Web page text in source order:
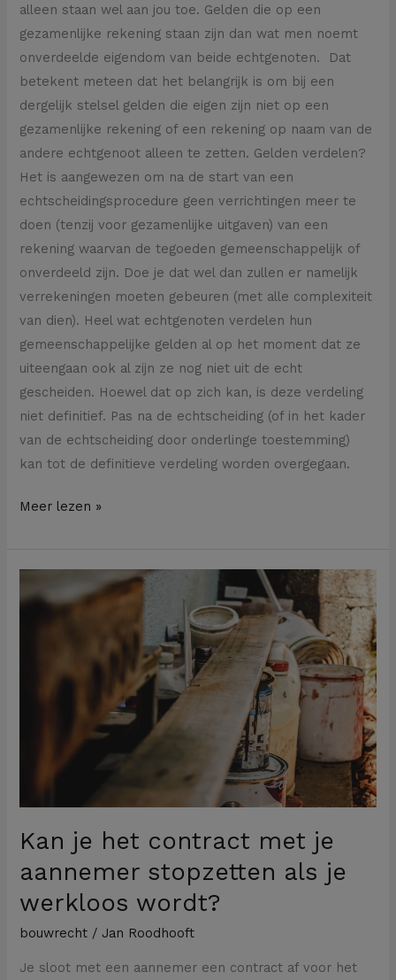
alleen staan wel aan jou toe. Gelden die op een
gezamenlijke rekening staan zijn dan wat men noemt
onverdeelde eigendom van beide echtgenoten. Dat
betekent meteen dat het belangrijk is om bij een
dergelijk stelsel gelden die eigen zijn niet op een
gezamenlijke rekening of een rekening op naam van de
andere echtgenoot alleen te zetten. Gelden verdelen?
Het is aangewezen om na de start van een
echtscheidingsprocedure geen verrichtingen meer te
doen (tenzij voor gezamenlijke uitgaven) van een
rekening waarvan de tegoeden gemeenschappelijk of
onverdeeld zijn. Doe je dat wel dan zullen er namelijk
verrekeningen moeten gebeuren (met alle complexiteit
van dien). Heel wat echtgenoten verdelen hun
gemeenschappelijke gelden al op het moment dat ze
uiteengaan ook al zijn ze nog niet uit de echt
gescheiden. Hoewel dat op zich kan, is deze verdeling
niet definitief. Pas na de echtscheiding (of in het kader
van de echtscheiding door onderlinge toestemming)
kan tot de definitieve verdeling worden overgegaan.
Meer lezen »
Kan je het contract met je
aannemer stopzetten als je
werkloos wordt?
bouwrecht / Jan Roodhooft
Je sloot met een aannemer een contract af voor het
je
stopzetten
wordt?